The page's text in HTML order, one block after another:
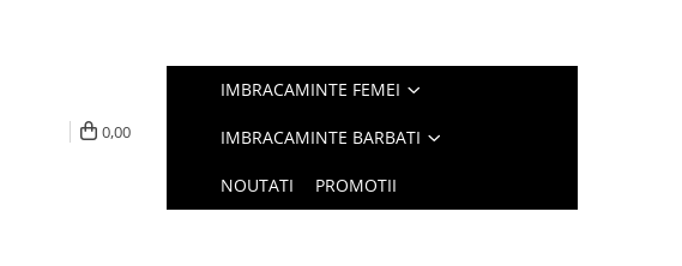
0,00
IMBRACAMINTE FEMEI
IMBRACAMINTE BARBATI
NOUTATI PROMOTII